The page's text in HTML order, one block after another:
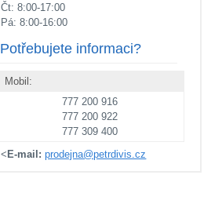
Čt: 8:00-17:00
Pá: 8:00-16:00
Potřebujete informaci?
Mobil:
777 200 916
777 200 922
777 309 400
< E-mail: prodejna@petrdivis.cz